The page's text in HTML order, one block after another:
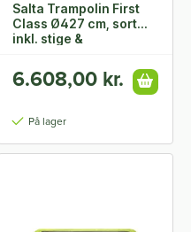
Salta Trampolin First
Class Ø427 cm, sort
inkl. stige &
6.608,00 kr.
På lager